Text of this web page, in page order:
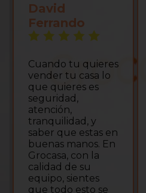
Yolanda
Rubio Lago
100% profesional y
eficiente. Su
primer contacto es
una reunión
donde se te
aclaran las dudas.
En nuestro caso
un piso heredado
han sido rápido en
la venta y
sobretodo en este
momento de